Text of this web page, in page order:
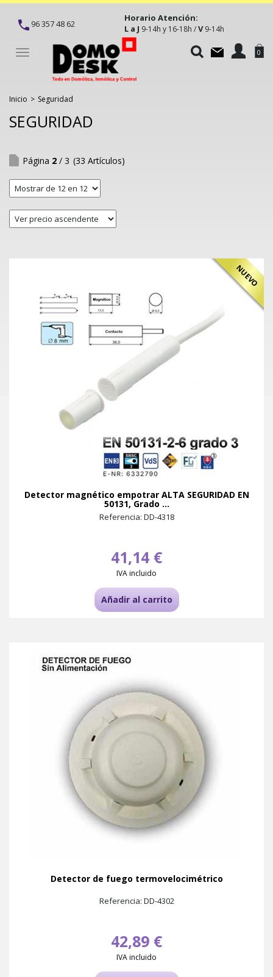
96 357 48 62
Horario Atención:
L a J 9-14h y 16-18h /V9-14h
Toggle
navigation
0
Inicio > Seguridad
SEGURIDAD
Página 2 / 3 (33 Artículos)
NUEVO
Detector magnético empotrar ALTA SEGURIDAD EN
50131, Grado ...
Referencia: DD-4318
41,14 €
IVA incluido
Añadir al carrito
Detector de fuego termovelocimétrico
Referencia: DD-4302
42,89 €
IVA incluido